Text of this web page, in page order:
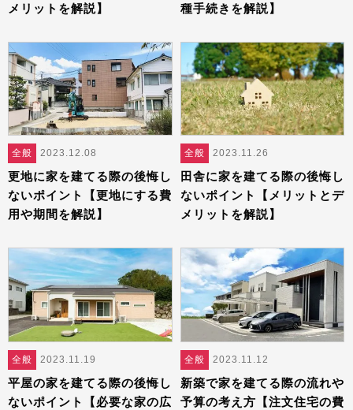
メリットを解説】
種手続きを解説】
全般 2023.12.08
更地に家を建てる際の後悔し
ないポイント【更地にする費
用や期間を解説】
全般 2023.11.26
田舎に家を建てる際の後悔し
ないポイント【メリットとデ
メリットを解説】
全般 2023.11.19
平屋の家を建てる際の後悔し
ないポイント【必要な家の広
全般 2023.11.12
新築で家を建てる際の流れや
予算の考え方【注文住宅の費